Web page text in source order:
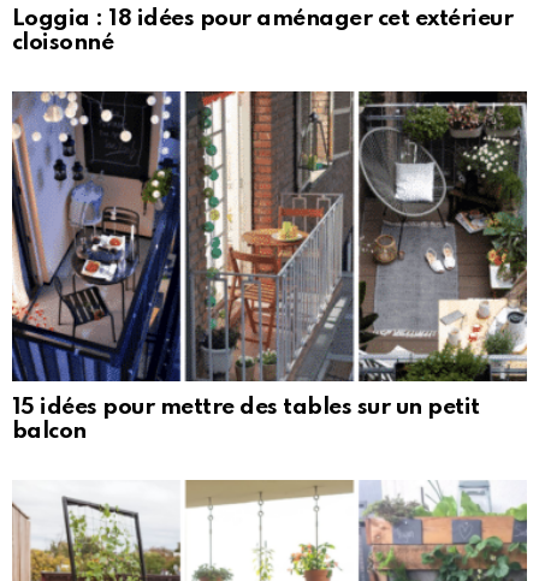
Loggia : 18 idées pour aménager cet extérieur
cloisonné
15 idées pour mettre des tables sur un petit
balcon